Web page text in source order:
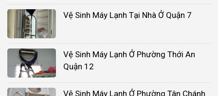
Vệ Sinh Máy Lạnh Tại Nhà Ở Quận 7
Vệ Sinh Máy Lạnh Ở Phường Thới An
Quận 12
Vệ Sinh Máy Lạnh Ở Phường Tân Chánh